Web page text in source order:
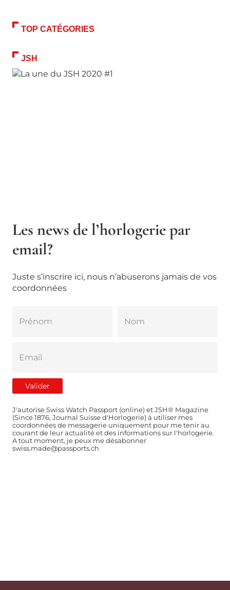
TOP CATÉGORIES
JSH
Les news de l’horlogerie par
email?
Juste s’inscrire ici, nous n’abuserons jamais de vos
coordonnées
J'autorise Swiss Watch Passport (online) et JSH® Magazine
(Since 1876, Journal Suisse d'Horlogerie) à utiliser mes
coordonnées de messagerie uniquement pour me tenir au
courant de leur actualité et des informations sur l'horlogerie.
A tout moment, je peux me désabonner
swiss.made@passports.ch